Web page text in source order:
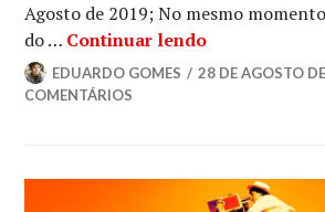
Agosto de 2019; No mesmo
do … Continuar lendoCrítica |
EDUARDO GOMES 28 DE AGOSTO
COMENTÁRIOS